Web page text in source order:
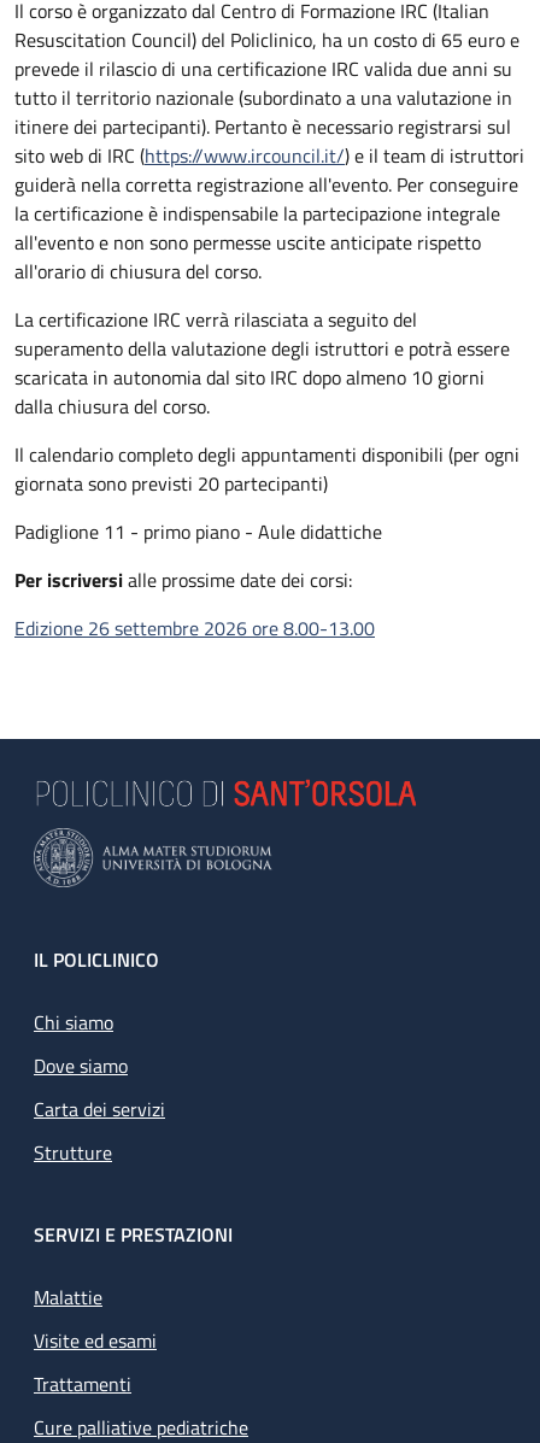
Il corso è organizzato dal Centro di Formazione IRC (Italian
Resuscitation Council) del Policlinico, ha un costo di 65 euro e
prevede il rilascio di una certificazione IRC valida due anni su
tutto il territorio nazionale (subordinato a una valutazione in
itinere dei partecipanti). Pertanto è necessario registrarsi sul
sito web di IRC (https://www.ircouncil.it/) e il team di istruttori
guiderà nella corretta registrazione all'evento. Per conseguire
la certificazione è indispensabile la partecipazione integrale
all'evento e non sono permesse uscite anticipate rispetto
all'orario di chiusura del corso.
La certificazione IRC verrà rilasciata a seguito del
superamento della valutazione degli istruttori e potrà essere
scaricata in autonomia dal sito IRC dopo almeno 10 giorni
dalla chiusura del corso.
Il calendario completo degli appuntamenti disponibili (per ogni
giornata sono previsti 20 partecipanti)
Padiglione 11 - primo piano - Aule didattiche
Per iscriversialle prossime date dei corsi:
Edizione 26 settembre 2026 ore 8.00-13.00
Footer
IL POLICLINICO
Chi siamo
Dove siamo
Carta dei servizi
Strutture
SERVIZI E PRESTAZIONI
Malattie
Visite ed esami
Trattamenti
Cure palliative pediatriche